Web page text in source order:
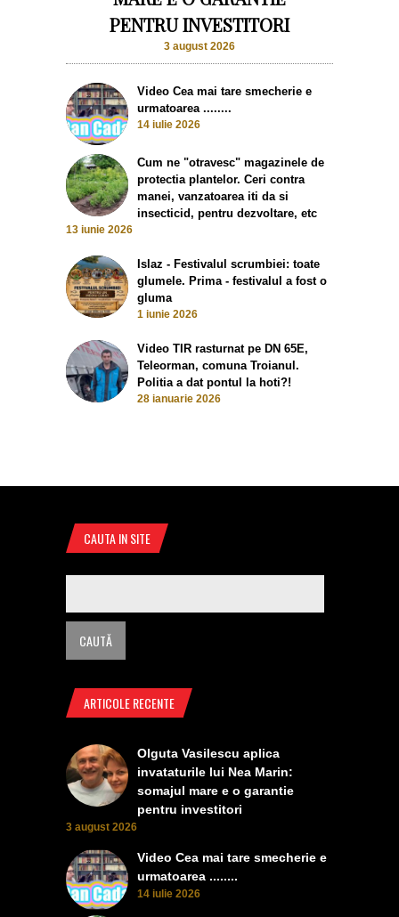
PENTRU INVESTITORI
3 august 2026
Video Cea mai tare smecherie e
urmatoarea ........
14 iulie 2026
Cum ne "otravesc" magazinele de
protectia plantelor. Ceri contra
manei, vanzatoarea iti da si
insecticid, pentru dezvoltare, etc
13 iunie 2026
Islaz - Festivalul scrumbiei: toate
glumele. Prima - festivalul a fost o
gluma
1 iunie 2026
Video TIR rasturnat pe DN 65E,
Teleorman, comuna Troianul.
Politia a dat pontul la hoti?!
28 ianuarie 2026
CAUTA IN SITE
ARTICOLE RECENTE
Olguta Vasilescu aplica
invataturile lui Nea Marin:
somajul mare e o garantie
pentru investitori
3 august 2026
Video Cea mai tare smecherie e
urmatoarea ........
14 iulie 2026